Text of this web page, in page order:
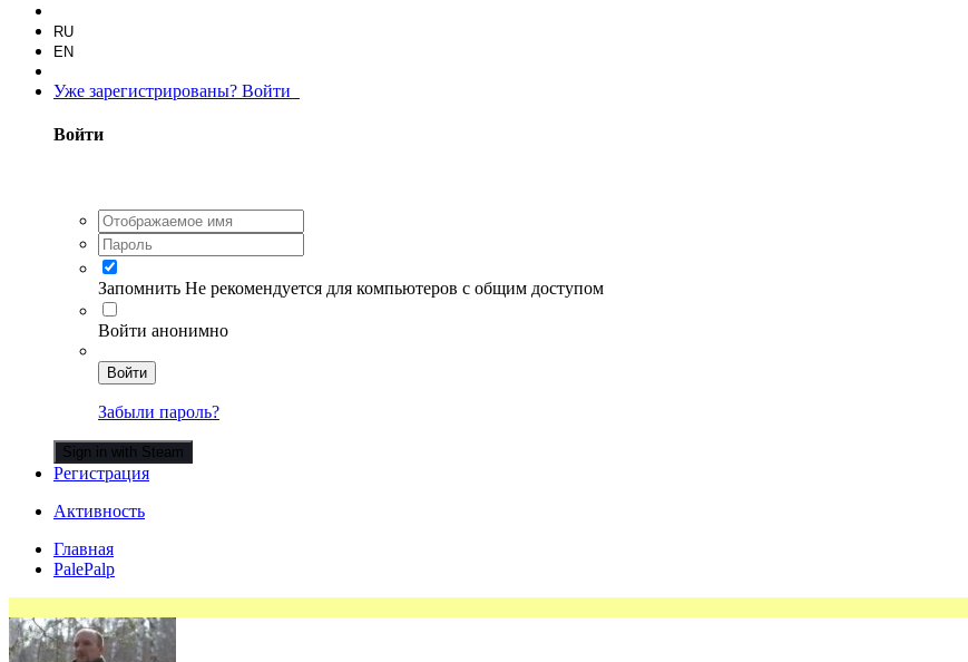
RU
EN
Уже зарегистрированы? Войти
Войти
Запомнить Не рекомендуется для компьютеров с общим доступом
Войти анонимно
Войти
Забыли пароль?
Sign in with Steam
Регистрация
Активность
Главная
PalePalp